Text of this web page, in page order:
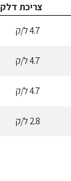
צריכת דלק
4.7ל/ק
4.7ל/ק
4.7ל/ק
2.8ל/ק